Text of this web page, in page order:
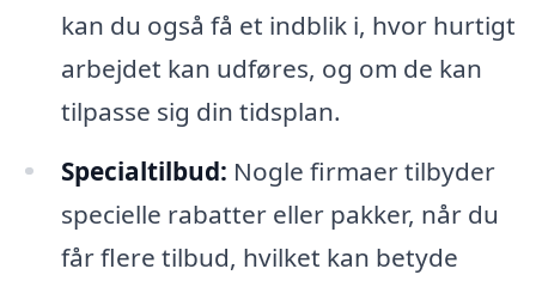
kan du også få et indblik i, hvor hurtigt
arbejdet kan udføres, og om de kan
tilpasse sig din tidsplan.
Specialtilbud: Nogle firmaer tilbyder
specielle rabatter eller pakker, når du
får flere tilbud, hvilket kan betyde